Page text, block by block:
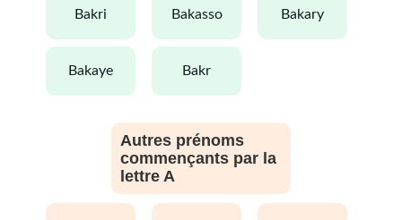
bakri bakasso bakary
bakaye bakr
Autres prénoms
commençants par la
lettre A